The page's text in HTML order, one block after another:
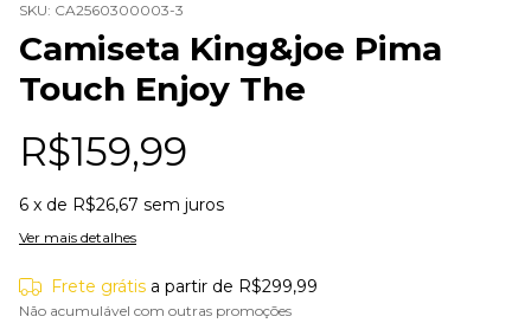
SKU: CA2560300003-3
Camiseta King&joe Pima
Touch Enjoy The
R$159,99
6 x de R$26,67 sem juros
Ver mais detalhes
Frete grátis a partir de R$299,99
Não acumulável com outras promoções